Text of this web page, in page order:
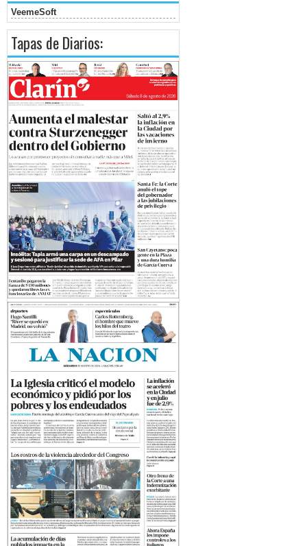
VeemeSoft
Tapas de Diarios: